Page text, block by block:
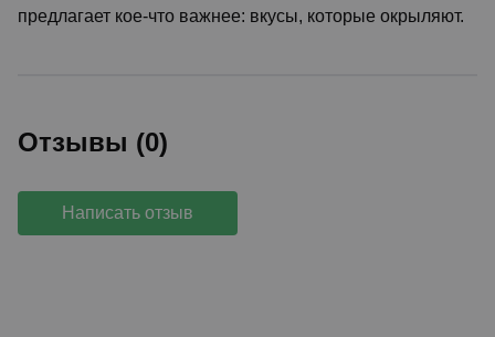
предлагает кое-что важнее: вкусы, которые окрыляют.
Отзывы (0)
Написать отзыв